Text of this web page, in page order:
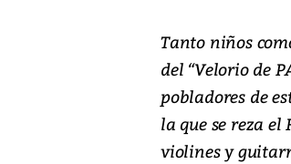
Tanto niños
del “Velorio de
pobladores de
la que se reza
violines y